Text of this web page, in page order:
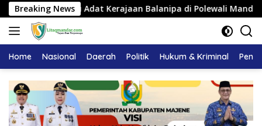
Langsung
ke
konten
Breaking News
Pemangku Adat Kerajaan Balanipa di Polewali Mandar
Home Nasional Daerah Politik Hukum & Kriminal